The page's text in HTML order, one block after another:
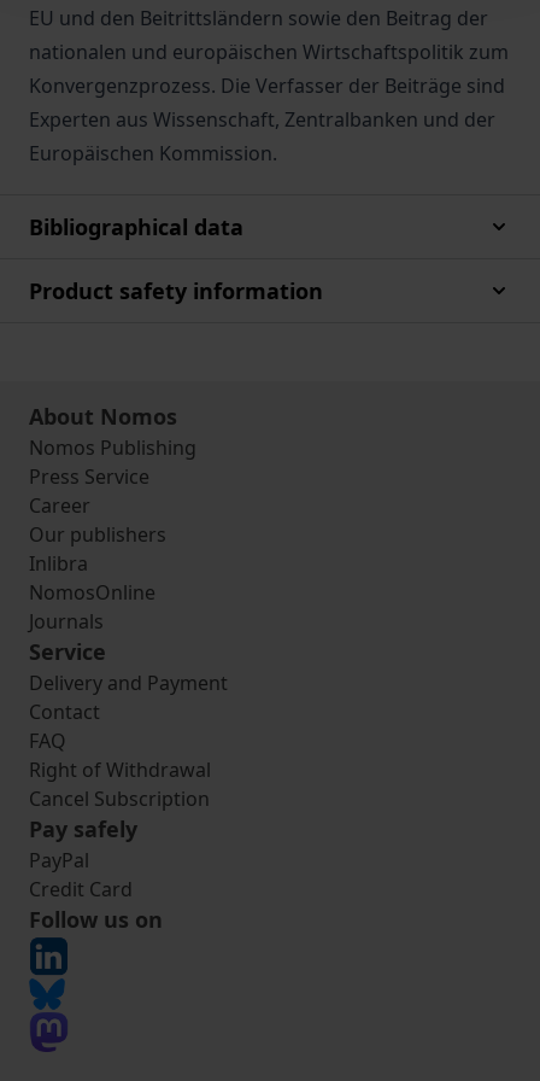
EU und den Beitrittsländern sowie den Beitrag der
nationalen und europäischen Wirtschaftspolitik zum
Konvergenzprozess. Die Verfasser der Beiträge sind
Experten aus Wissenschaft, Zentralbanken und der
Europäischen Kommission.
Bibliographical data
Product safety information
About Nomos
Nomos Publishing
Press Service
Career
Our publishers
Inlibra
NomosOnline
Journals
Service
Delivery and Payment
Contact
FAQ
Right of Withdrawal
Cancel Subscription
Pay safely
PayPal
Credit Card
Follow us on